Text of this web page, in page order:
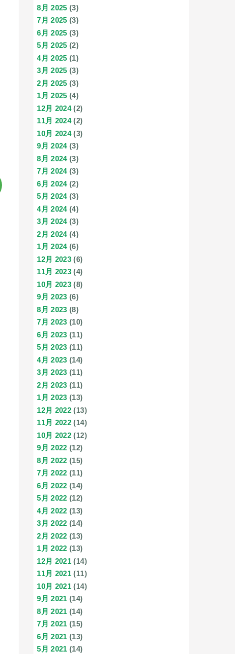
8月 2025 (3)
7月 2025 (3)
6月 2025 (3)
5月 2025 (2)
4月 2025 (1)
3月 2025 (3)
2月 2025 (3)
1月 2025 (4)
12月 2024(2)
11月 2024(2)
10月 2024(3)
9月 2024(3)
8月 2024(3)
7月 2024(3)
6月 2024(2)
5月 2024(3)
4月 2024(4)
3月 2024(3)
2月 2024(4)
1月 2024(6)
12月 2023 (6)
11月 2023 (4)
10月 2023 (8)
9月 2023 (6)
8月 2023 (8)
7月 2023 (10)
6月 2023 (11)
5月 2023 (11)
4月 2023 (14)
3月 2023 (11)
2月 2023 (11)
1月 2023 (13)
12月 2022 (13)
11月 2022 (14)
10月 2022 (12)
9月 2022 (12)
8月 2022 (15)
7月 2022 (11)
6月 2022 (14)
5月 2022 (12)
4月 2022 (13)
3月 2022 (14)
2月 2022 (13)
1月 2022 (13)
12月 2021 (14)
11月 2021 (11)
10月 2021 (14)
9月 2021 (14)
8月 2021 (14)
7月 2021 (15)
6月 2021 (13)
5月 2021 (14)